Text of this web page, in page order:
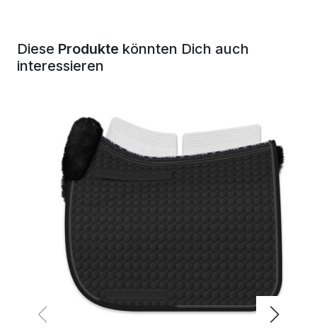
Diese Produkte könnten Dich auch
interessieren